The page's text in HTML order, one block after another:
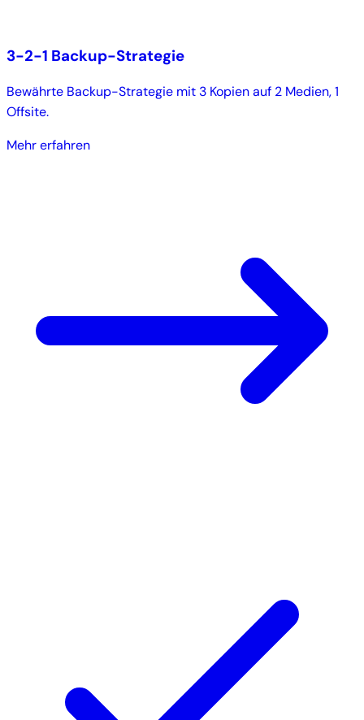
3-2-1 Backup-Strategie
Bewährte Backup-Strategie mit 3 Kopien auf 2 Medien, 1
Offsite.
Mehr erfahren